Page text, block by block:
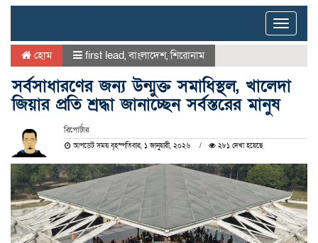
Toggle
হোম first lead,বাংলাদেশ,শিরোনাম
সর্বসাধারণের জন্য উন্মুক্ত সমাধিস্থল, খালেদা
জিয়ার প্রতি শ্রদ্ধা জানাচ্ছেন সর্বস্তরের মানুষ
রিপোর্টার
আপডেট সময় বৃহস্পতিবার, ১ জানুয়ারী, ২০২৬ ২৮১ দেখা হয়েছে